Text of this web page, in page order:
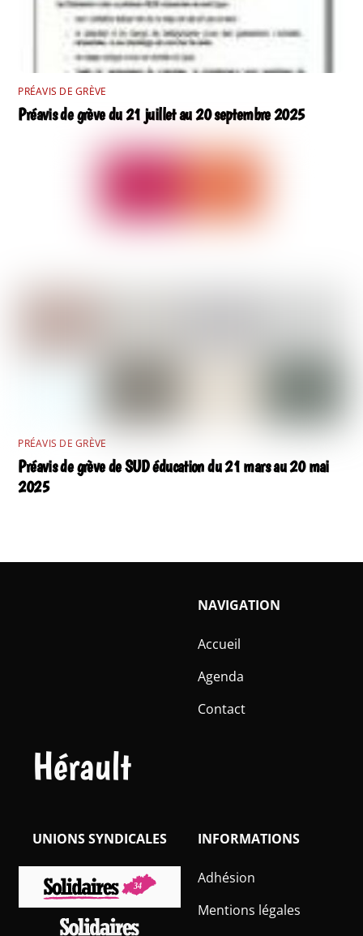
PRÉAVIS DE GRÈVE
Préavis de grève du 21 juillet au 20 septembre 2025
PRÉAVIS DE GRÈVE
Préavis de grève de SUD éducation du 21 mars au 20 mai
2025
Hérault
NAVIGATION
Accueil
Agenda
Contact
INFORMATIONS
Adhésion
Mentions légales
UNIONS SYNDICALES